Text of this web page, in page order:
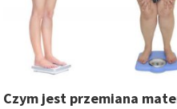
Czym jest przemiana